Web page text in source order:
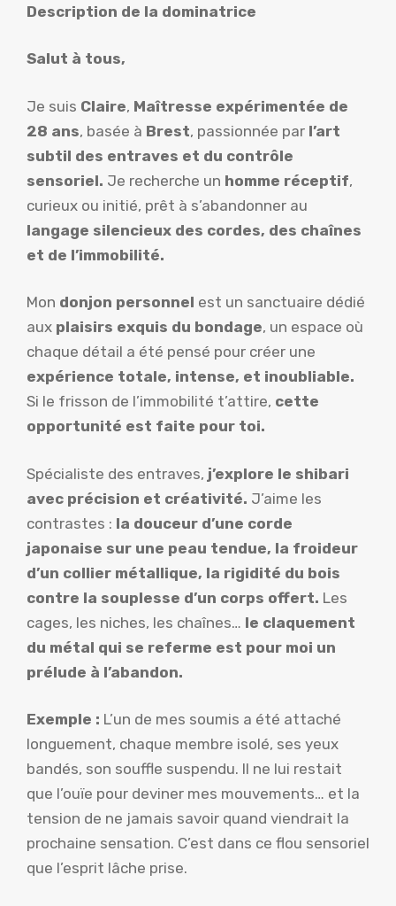
Description de la dominatrice
Salut à tous,
Je suis Claire, Maîtresse expérimentée de
28 ans, basée à Brest, passionnée par l’art
subtil des entraves et du contrôle
sensoriel. Je recherche un homme réceptif,
curieux ou initié, prêt à s’abandonner au
langage silencieux des cordes, des chaînes
et de l’immobilité.
Mon donjon personnel est un sanctuaire dédié
aux plaisirs exquis du bondage, un espace où
chaque détail a été pensé pour créer une
expérience totale, intense, et inoubliable.
Si le frisson de l’immobilité t’attire, cette
opportunité est faite pour toi.
Spécialiste des entraves, j’explore le shibari
avec précision et créativité. J’aime les
contrastes : la douceur d’une corde
japonaise sur une peau tendue, la froideur
d’un collier métallique, la rigidité du bois
contre la souplesse d’un corps offert. Les
cages, les niches, les chaînes… le claquement
du métal qui se referme est pour moi un
prélude à l’abandon.
Exemple : L’un de mes soumis a été attaché
longuement, chaque membre isolé, ses yeux
bandés, son souffle suspendu. Il ne lui restait
que l’ouïe pour deviner mes mouvements… et la
tension de ne jamais savoir quand viendrait la
prochaine sensation. C’est dans ce flou sensoriel
que l’esprit lâche prise.